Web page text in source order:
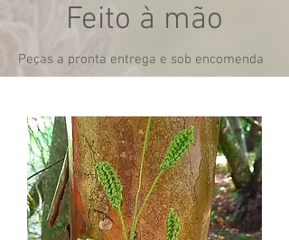
Feito à mão
Peças a pronta entrega e sob encomenda